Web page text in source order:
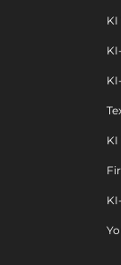
KI
KI